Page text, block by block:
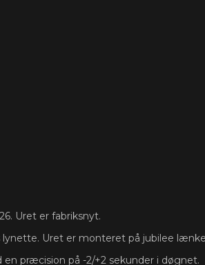
Uret er fabriksnyt.
lynette. Uret er monteret på jubilee
præcision på -2/+2 sekunder i døgnet.